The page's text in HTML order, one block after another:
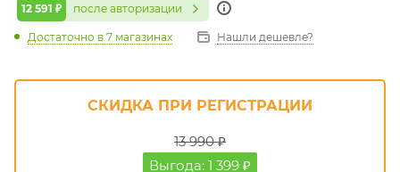
12 591 ₽ после авторизации
Достаточно в 7 магазинах Нашли дешевле?
СКИДКА ПРИ РЕГИСТРАЦИИ
13 990 ₽
Выгода: 1 399 ₽